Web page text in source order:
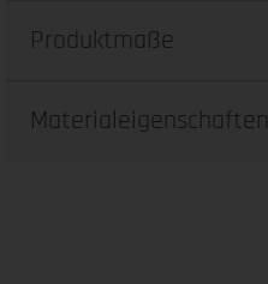
Produktmaße
Materialeigenschaften